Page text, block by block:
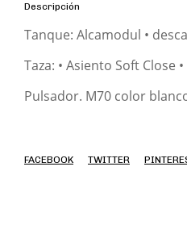
Descripción
Tanque: Alcamodul •
Taza: • Asiento Soft Close
Pulsador. M70 color
FACEBOOK TWITTER